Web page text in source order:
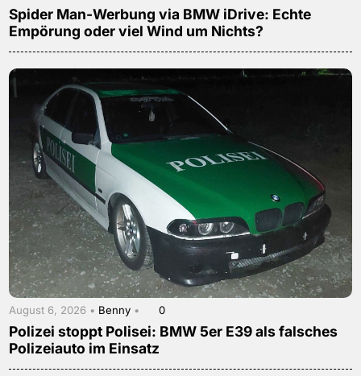
Spider Man-Werbung via BMW iDrive: Echte
Empörung oder viel Wind um Nichts?
August 6, 2026 • Benny • 0
Polizei stoppt Polisei: BMW 5er E39 als falsches
Polizeiauto im Einsatz